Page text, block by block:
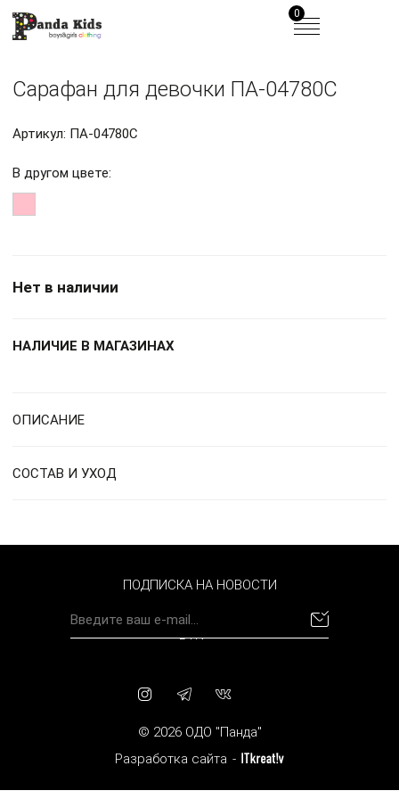
0
Сарафан для девочки ПА-04780С
Артикул: ПА-04780С
В другом цвете:
Нет в наличии
НАЛИЧИЕ В МАГАЗИНАХ
ОПИСАНИЕ
СОСТАВ И УХОД
© 2026 ОДО "Панда"
Разработка сайта -
BYN
ПОДПИСКА НА НОВОСТИ